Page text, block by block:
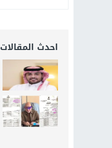
احدث المقالات